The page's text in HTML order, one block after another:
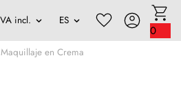
0
Maquillaje en Crema